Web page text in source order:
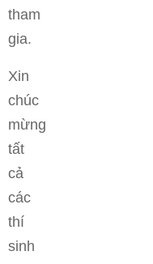
tham
gia.
Xin
chúc
mừng
tất
cả
các
thí
sinh